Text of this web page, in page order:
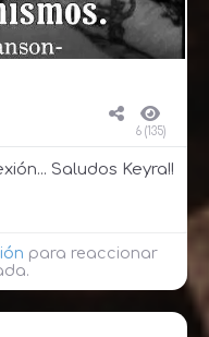
6 (135)
Saludos Keyra!!
para reaccionar